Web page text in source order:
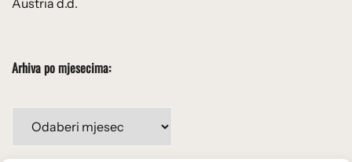
Austria d.d.
Arhiva po mjesecima:
mjesecima: